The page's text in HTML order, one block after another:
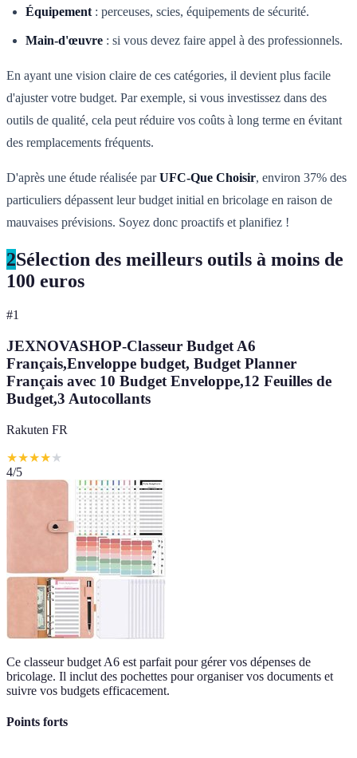
Équipement : perceuses, scies, équipements de sécurité.
Main-d'œuvre : si vous devez faire appel à des professionnels.
En ayant une vision claire de ces catégories, il devient plus facile
d'ajuster votre budget. Par exemple, si vous investissez dans des
outils de qualité, cela peut réduire vos coûts à long terme en évitant
des remplacements fréquents.
D'après une étude réalisée parUFC-Que Choisir, environ 37% des
particuliers dépassent leur budget initial en bricolage en raison de
mauvaises prévisions. Soyez donc proactifs et planifiez !
2Sélection des meilleurs outils à moins de
100 euros
#1
JEXNOVASHOP-Classeur Budget A6
Français,Enveloppe budget, Budget Planner
Français avec 10 Budget Enveloppe,12 Feuilles de
Budget,3 Autocollants
Rakuten FR
★★★★★
4/5
Ce classeur budget A6 est parfait pour gérer vos dépenses de
bricolage. Il inclut des pochettes pour organiser vos documents et
suivre vos budgets efficacement.
Points forts